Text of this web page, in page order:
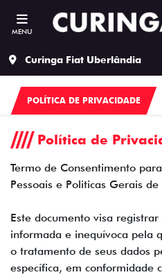
MENU
Curinga Fiat Uberlândia
POLÍTICA DE PRIVACIDADE
Política de
Termo de Consentimento
Pessoais e Politicas Gerais
Este documento visa
informada e inequívoca pela
o tratamento de seus dados
específica, em conformidade